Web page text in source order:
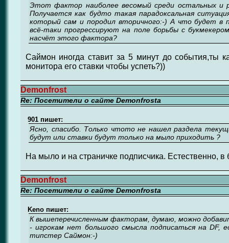
Этот фактор наиболее весомый среди остальных и
Получается как будто такая парадоксальная
который сам и породил вторичного:-) А что будет в
всё-таки прогрессируют на поле борьбы с
насчёт этого фактора?
Саймон иногда ставит за 5 минут до события,ты
монитора его ставки чтобы успеть?))
Demonfrost
Re: Посетители о сайте Demonfrosta
901 пишет:
Ясно, спасибо. Только чтото не нашел раздела
будут или ставки будут только на мыло приходить ?
На мыло и на страничке подписчика. Естественно, в
Demonfrost
Re: Посетители о сайте Demonfrosta
Keno пишет:
К вышеперечисленным факторам, думаю, можно
- игрокам нет большого смысла подписаться на DF,
типстер Саймон:-)